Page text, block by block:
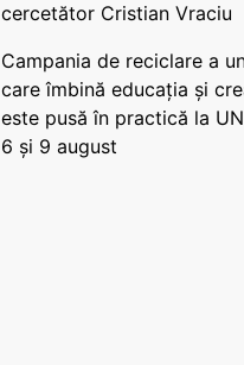
cercetător Cristian Vraciu
Campania de reciclare a
care îmbină educația și
este pusă în practică la
6 și 9 august